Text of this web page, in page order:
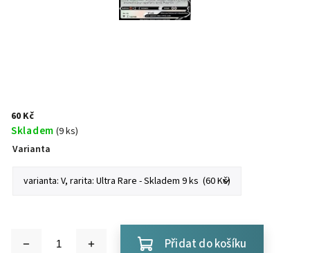
60 Kč
Skladem (9 ks)
Varianta
Přidat do košíku